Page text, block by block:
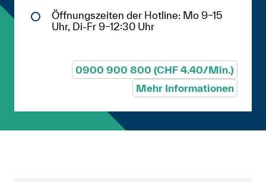
Öffnungszeiten der Hotline: Mo 9–15
Uhr, Di-Fr 9–12:30 Uhr
0900 900 800 (CHF 4.40/Min.)
Mehr Informationen